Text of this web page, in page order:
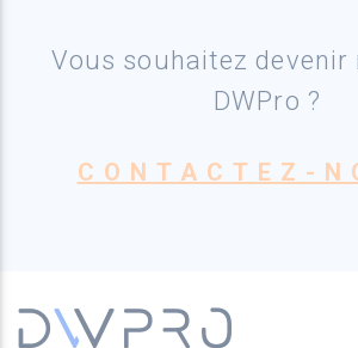
Vous souhaitez devenir
DWPro ?
CONTACTEZ-